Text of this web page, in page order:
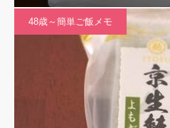
48歳～簡単ご飯メモ